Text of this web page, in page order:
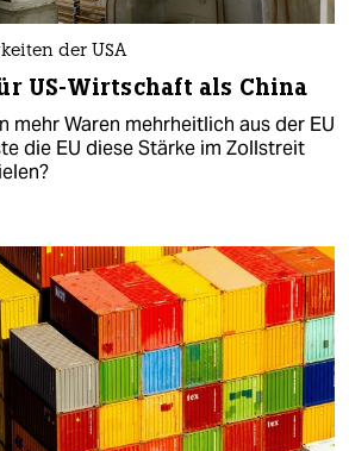
der USA
US-Wirtschaft als China
mehr Waren mehrheitlich aus der EU
die EU diese Stärke im Zollstreit